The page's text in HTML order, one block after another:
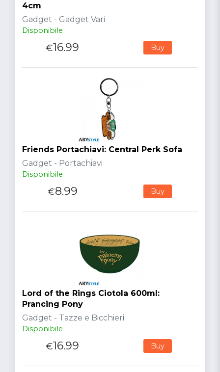
4cm
Gadget - Gadget Vari
Disponibile
€16.99 Buy
Friends Portachiavi: Central Perk Sofa
Gadget - Portachiavi
Disponibile
€8.99 Buy
Lord of the Rings Ciotola 600ml:
Prancing Pony
Gadget - Tazze e Bicchieri
Disponibile
€16.99 Buy